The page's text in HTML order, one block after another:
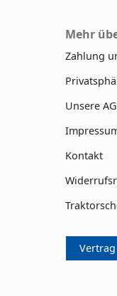
Mehr
Zahlung
Unsere
Kontakt